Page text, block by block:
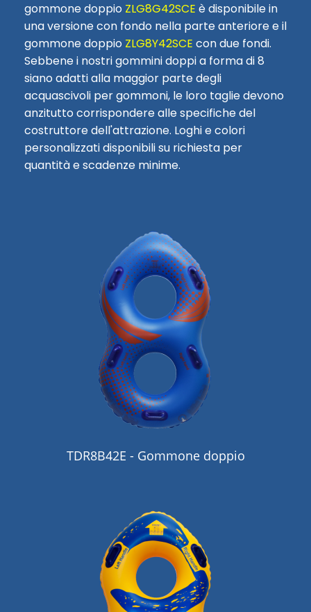
gommone doppio ZLG8G42SCE è disponibile in
una versione con fondo nella parte anterioree il
gommone doppio ZLG8Y42SCE con due fondi.
Sebbene i nostri gommini doppi a forma di 8
siano adatti alla maggior parte degli
acquascivoli per gommoni, le loro taglie devono
anzitutto corrispondere alle specifiche del
costruttore dell'attrazione. Loghi e colori
personalizzati disponibili su richiesta per
quantità e scadenze minime.
TDR8B42E - Gommone doppio